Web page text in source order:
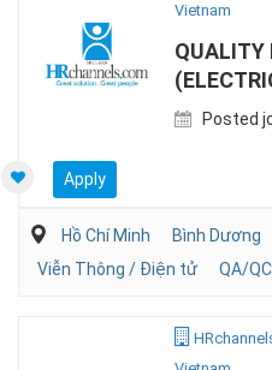
Vietnam
QUALITY
Posted
Apply
Hồ Chí Minh Bình Dương
Viễn Thông / Điện tử
QA/QC